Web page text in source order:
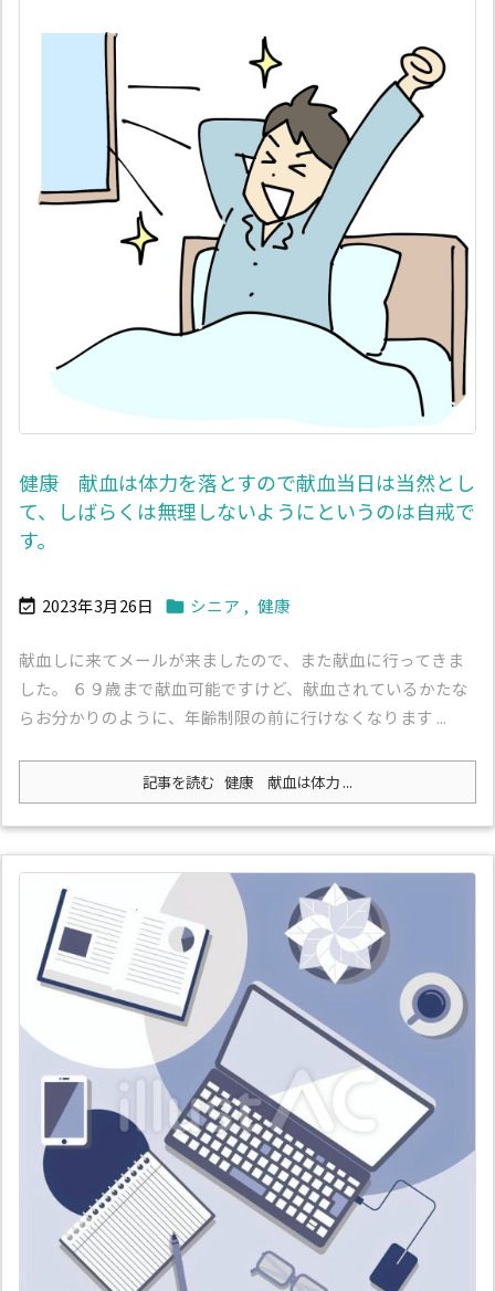
健康 献血は体力を落とすので献血当日は当然とし
て、しばらくは無理しないようにというのは自戒で
す。
 2023年3月26日  シニア , 健康
献血しに来てメールが来ましたので、また献血に行ってきま
した。 ６９歳まで献血可能ですけど、献血されているかたな
らお分かりのように、年齢制限の前に行けなくなります ...
記事を読む 健康 献血は体力 ...